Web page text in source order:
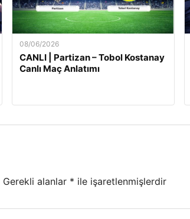
08/06/2026
CANLI | Partizan – Tobol Kostanay
Canlı Maç Anlatımı
Gerekli alanlar * ile işaretlenmişlerdir